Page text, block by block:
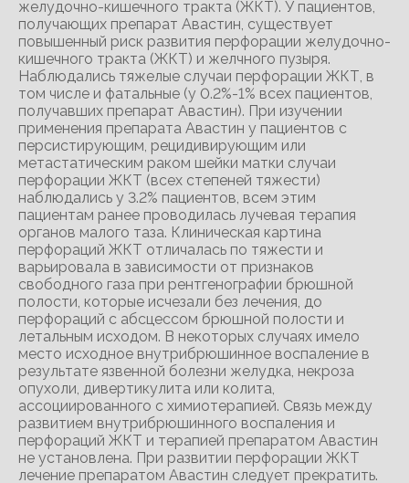
желудочно-кишечного тракта (ЖКТ). У пациентов,
получающих препарат Авастин, существует
повышенный риск развития перфорации желудочно-
кишечного тракта (ЖКТ) и желчного пузыря.
Наблюдались тяжелые случаи перфорации ЖКТ, в
том числе и фатальные (у 0.2%-1% всех пациентов,
получавших препарат Авастин). При изучении
применения препарата Авастин у пациентов с
персистирующим, рецидивирующим или
метастатическим раком шейки матки случаи
перфорации ЖКТ (всех степеней тяжести)
наблюдались у 3.2% пациентов, всем этим
пациентам ранее проводилась лучевая терапия
органов малого таза. Клиническая картина
перфораций ЖКТ отличалась по тяжести и
варьировала в зависимости от признаков
свободного газа при рентгенографии брюшной
полости, которые исчезали без лечения, до
перфораций с абсцессом брюшной полости и
летальным исходом. В некоторых случаях имело
место исходное внутрибрюшинное воспаление в
результате язвенной болезни желудка, некроза
опухоли, дивертикулита или колита,
ассоциированного с химиотерапией. Связь между
развитием внутрибрюшинного воспаления и
перфораций ЖКТ и терапией препаратом Авастин
не установлена. При развитии перфорации ЖКТ
лечение препаратом Авастин следует прекратить.